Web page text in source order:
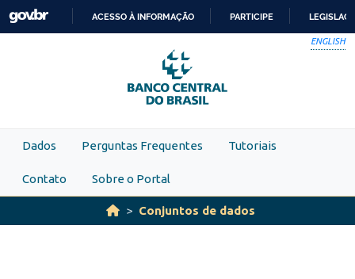
Skip to main content
PARA
O
CONTEÚDO
ACESSO À INFORMAÇÃO PARTICIPE
ENGLISH
Dados Perguntas Frequentes Tutoriais
Contato Sobre o Portal
Conjuntos de dados